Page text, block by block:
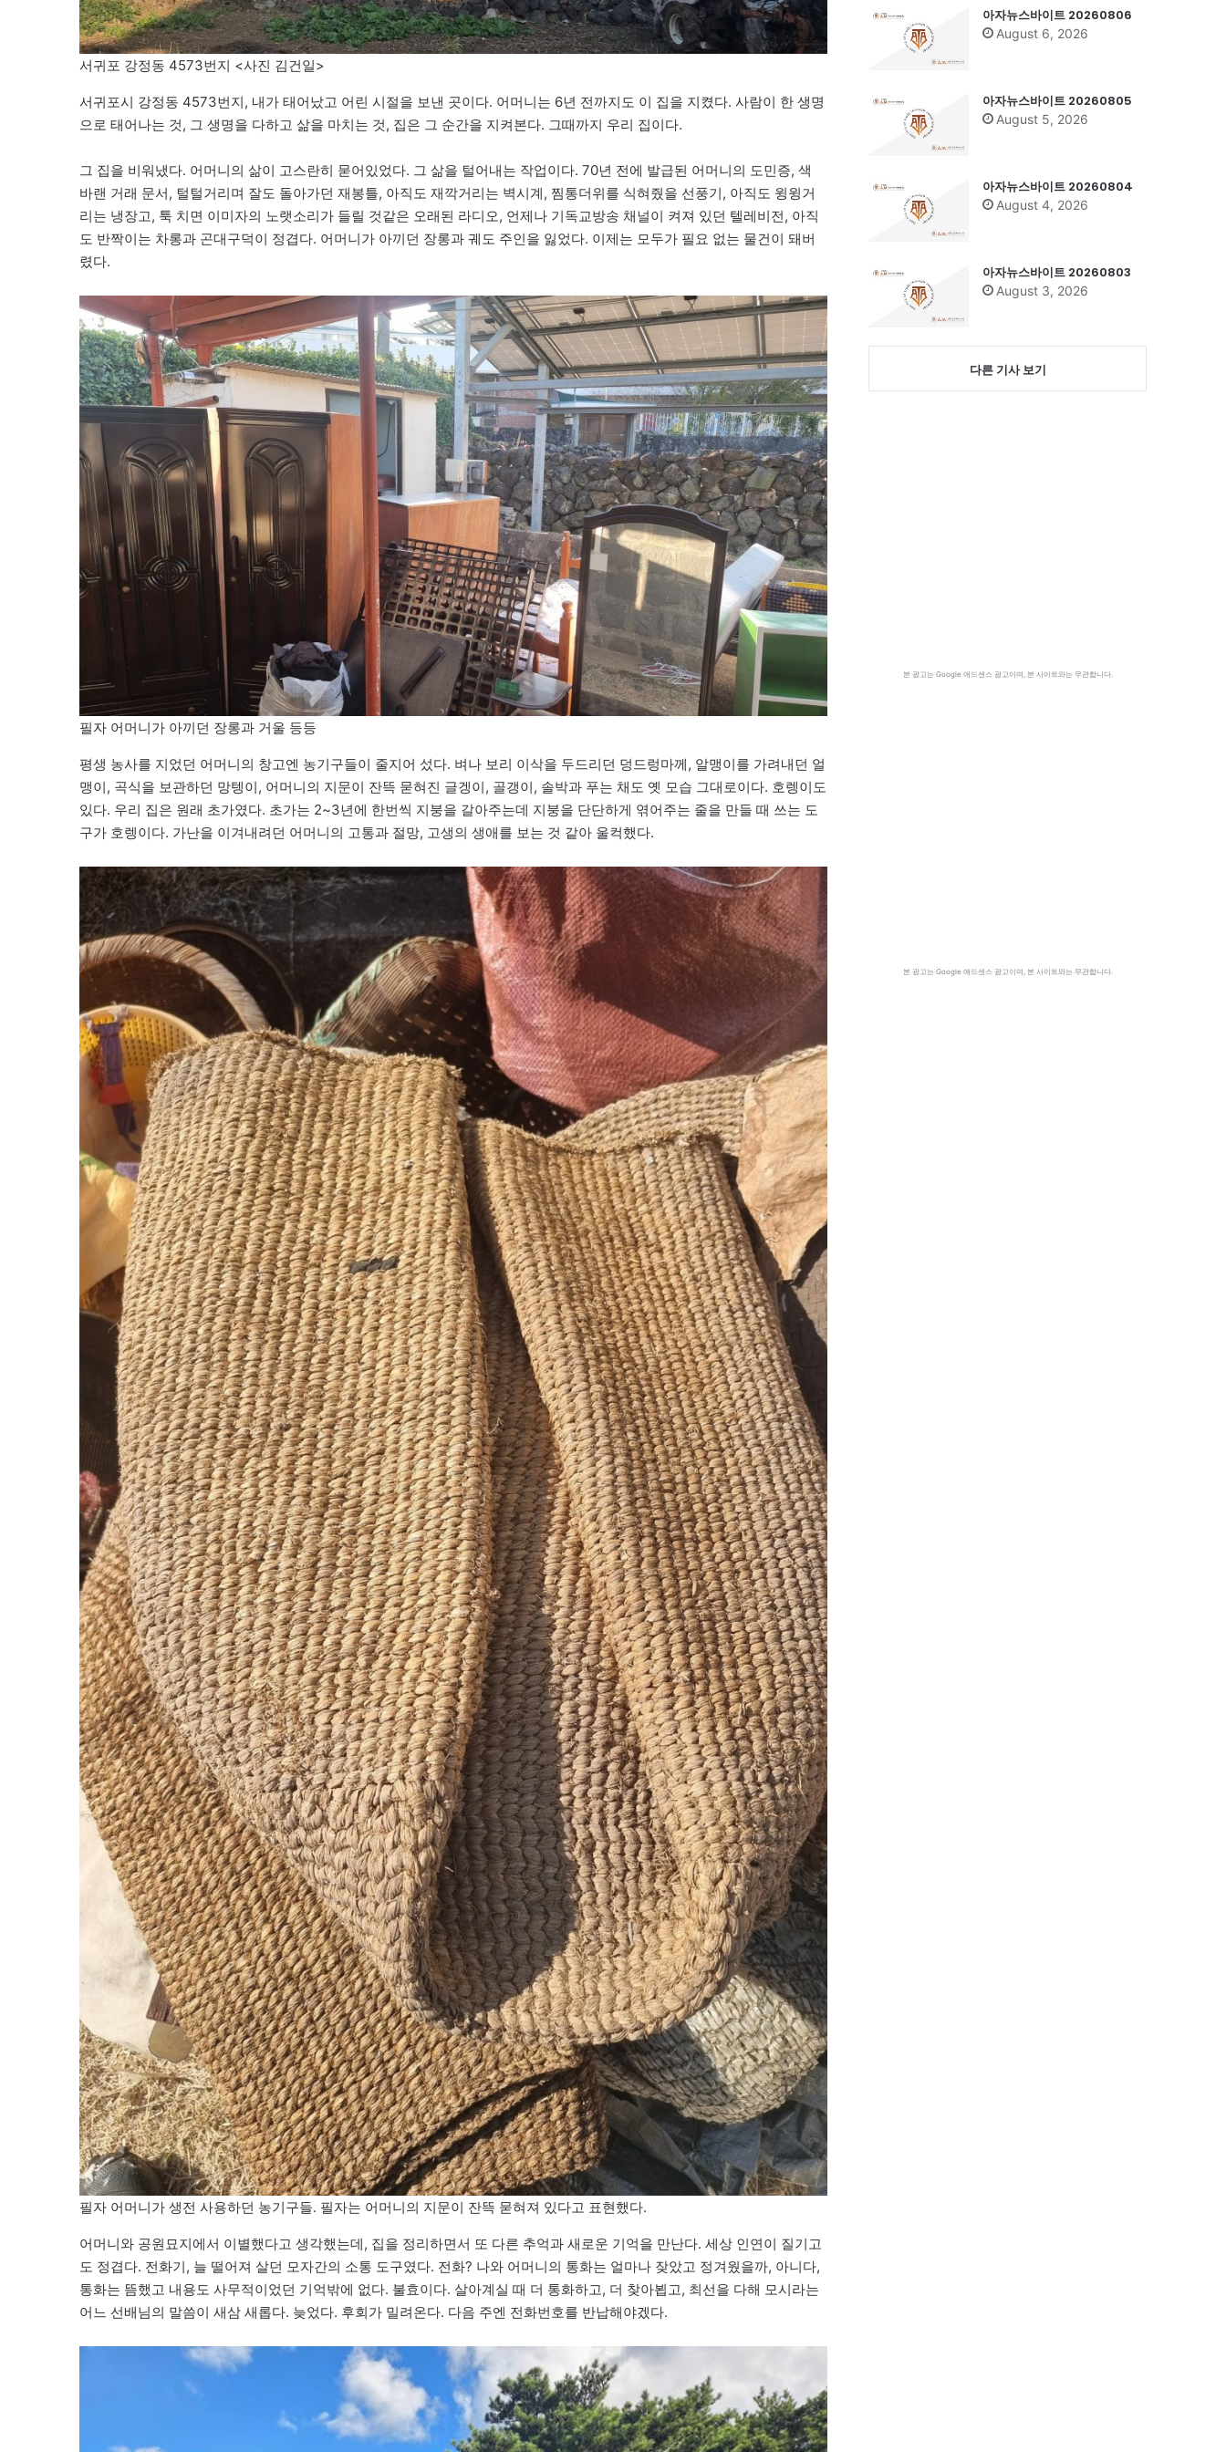
서귀포 강정동 4573번지 <사진 김건일>
서귀포시 강정동 4573번지, 내가 태어났고 어린 시절을 보낸 곳이다. 어머니는 6년 전까지도 이 집을 지켰다. 사람이 한 생명
으로 태어나는 것, 그 생명을 다하고 삶을 마치는 것, 집은 그 순간을 지켜본다. 그때까지 우리 집이다.
그 집을 비워냈다. 어머니의 삶이 고스란히 묻어있었다. 그 삶을 털어내는 작업이다. 70년 전에 발급된 어머니의 도민증, 색
바랜 거래 문서, 털털거리며 잘도 돌아가던 재봉틀, 아직도 재깍거리는 벽시계, 찜통더위를 식혀줬을 선풍기, 아직도 윙윙거
리는 냉장고, 툭 치면 이미자의 노랫소리가 들릴 것같은 오래된 라디오, 언제나 기독교방송 채널이 켜져 있던 텔레비전, 아직
도 반짝이는 차롱과 곤대구덕이 정겹다. 어머니가 아끼던 장롱과 궤도 주인을 잃었다. 이제는 모두가 필요 없는 물건이 돼버
렸다.
필자 어머니가 아끼던 장롱과 거울 등등
평생 농사를 지었던 어머니의 창고엔 농기구들이 줄지어 섰다. 벼나 보리 이삭을 두드리던 덩드렁마께, 알맹이를 가려내던 얼
맹이, 곡식을 보관하던 망텡이, 어머니의 지문이 잔뜩 묻혀진 글겡이, 골갱이, 솔박과 푸는 채도 옛 모습 그대로이다. 호렝이도
있다. 우리 집은 원래 초가였다. 초가는 2~3년에 한번씩 지붕을 갈아주는데 지붕을 단단하게 엮어주는 줄을 만들 때 쓰는 도
구가 호렝이다. 가난을 이겨내려던 어머니의 고통과 절망, 고생의 생애를 보는 것 같아 울컥했다.
필자 어머니가 생전 사용하던 농기구들. 필자는 어머니의 지문이 잔뜩 묻혀져 있다고 표현했다.
어머니와 공원묘지에서 이별했다고 생각했는데, 집을 정리하면서 또 다른 추억과 새로운 기억을 만난다. 세상 인연이 질기고
도 정겹다. 전화기, 늘 떨어져 살던 모자간의 소통 도구였다. 전화? 나와 어머니의 통화는 얼마나 잦았고 정겨웠을까, 아니다,
통화는 뜸했고 내용도 사무적이었던 기억밖에 없다. 불효이다. 살아계실 때 더 통화하고, 더 찾아뵙고, 최선을 다해 모시라는
어느 선배님의 말씀이 새삼 새롭다. 늦었다. 후회가 밀려온다. 다음 주엔 전화번호를 반납해야겠다.
아자뉴스바이트 20260806
August 6, 2026
아자뉴스바이트 20260805
August 5, 2026
아자뉴스바이트 20260804
August 4, 2026
아자뉴스바이트 20260803
August 3, 2026
다른 기사 보기
본 광고는 Google 애드센스 광고이며, 본 사이트와는 무관합니다.
본 광고는 Google 애드센스 광고이며, 본 사이트와는 무관합니다.